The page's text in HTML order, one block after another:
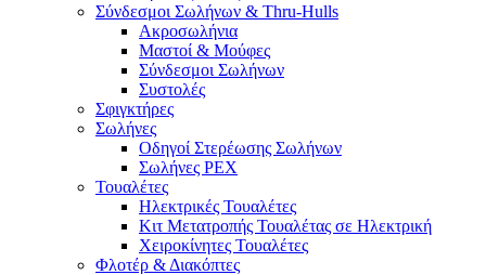
Σύνδεσμοι Σωλήνων & Thru-Hulls
Ακροσωλήνια
Μαστοί & Μούφες
Σύνδεσμοι Σωλήνων
Συστολές
Σφιγκτήρες
Σωλήνες
Οδηγοί Στερέωσης Σωλήνων
Σωλήνες PEX
Τουαλέτες
Ηλεκτρικές Τουαλέτες
Κιτ Μετατροπής Τουαλέτας σε Ηλεκτρική
Χειροκίνητες Τουαλέτες
Φλοτέρ & Διακόπτες